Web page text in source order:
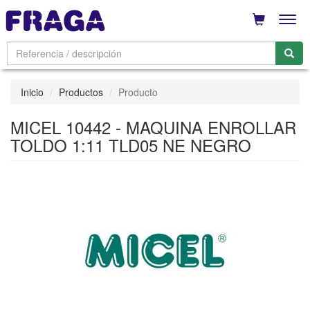
Inicio Productos Producto
MICEL 10442 - MAQUINA ENROLLAR
TOLDO 1:11 TLD05 NE NEGRO